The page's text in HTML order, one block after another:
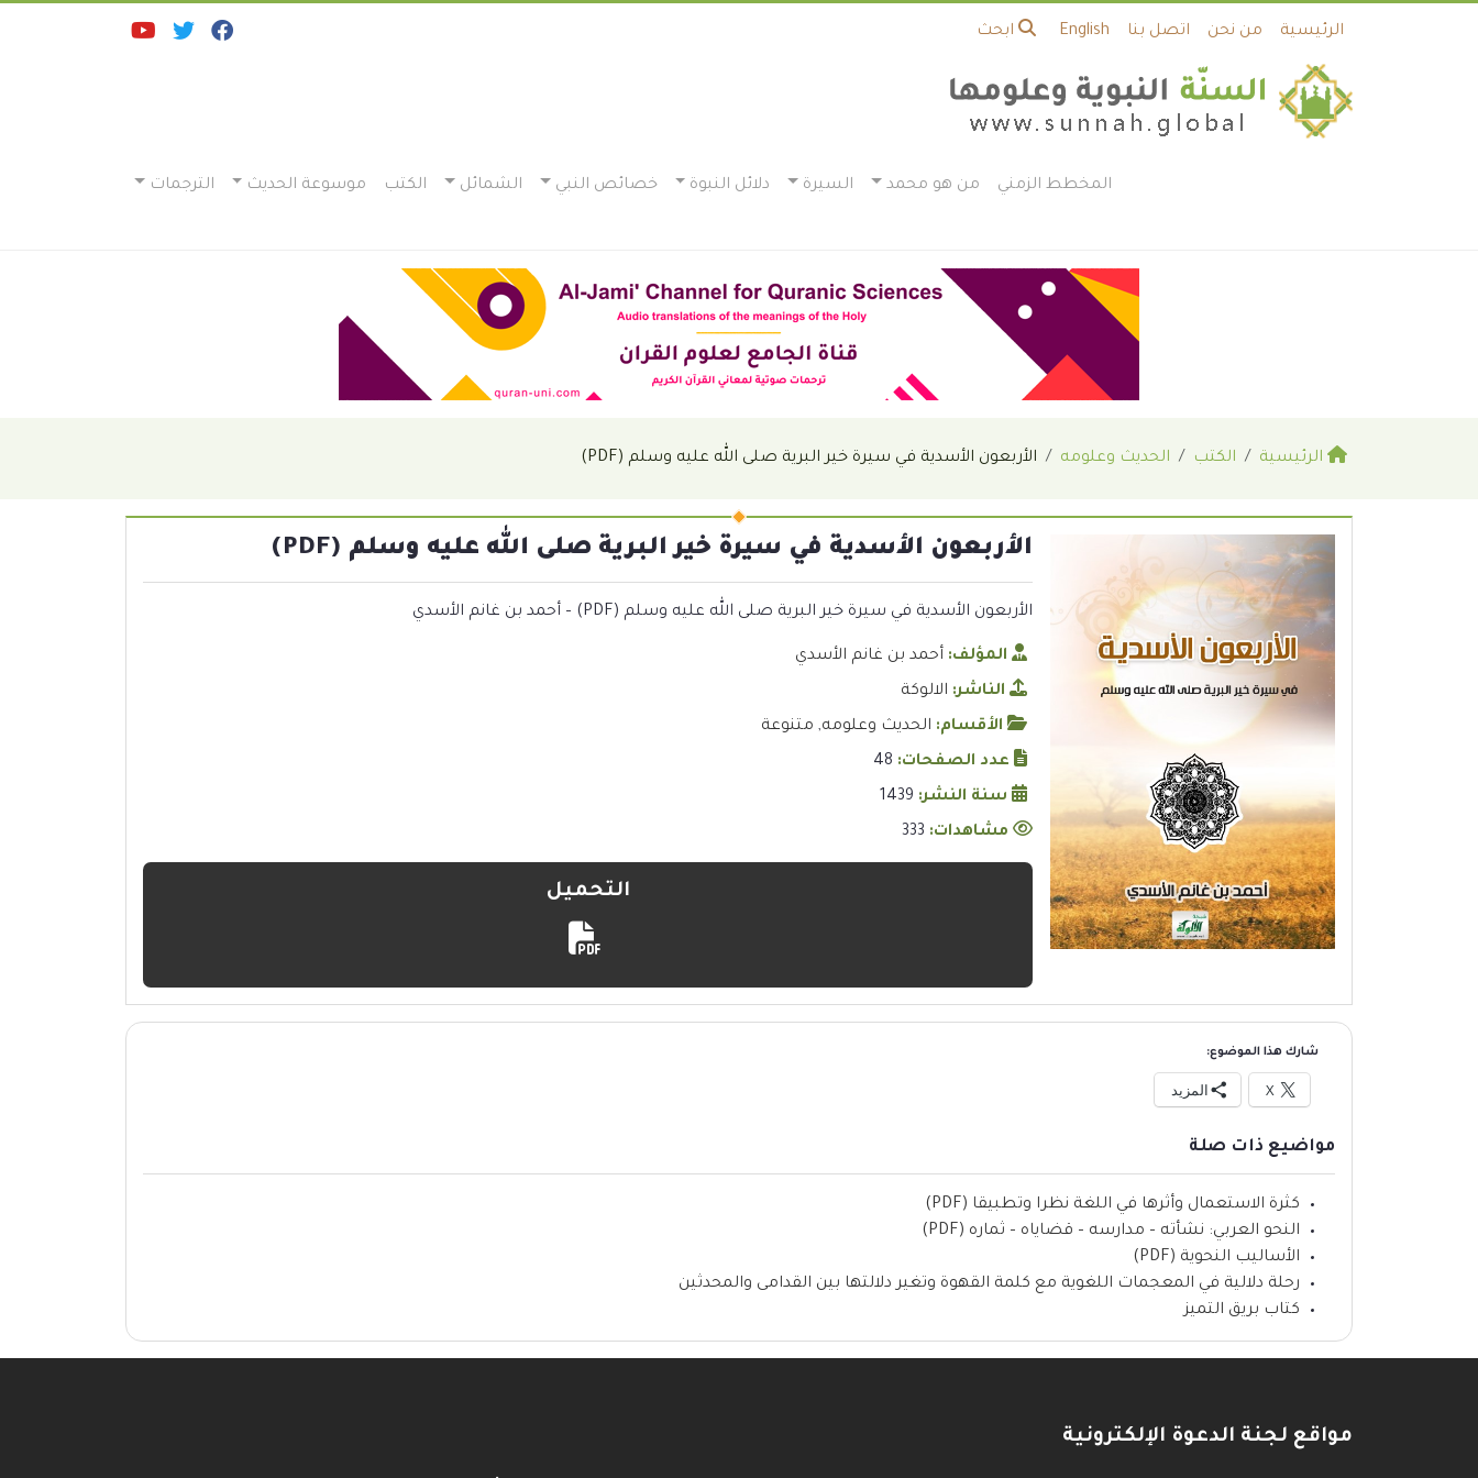
الرئيسية من نحن اتصل بنا English ابحث
المخطط الزمني من هو محمد السيرة دلائل النبوة خصائص النبي الشمائل الكتب موسوعة الحديث الترجمات
الرئيسية الكتب الحديث وعلومه الأربعون الأسدية في سيرة خير البرية صلى الله عليه وسلم (PDF)
الأربعون الأسدية في سيرة خير البرية صلى الله عليه وسلم (PDF)
الأربعون الأسدية في سيرة خير البرية صلى الله عليه وسلم (PDF) – أحمد بن غانم الأسدي
المؤلف: أحمد بن غانم الأسدي
الناشر: الالوكة
الأقسام: الحديث وعلومه, متنوعة
عدد الصفحات: 48
سنة النشر: 1439
مشاهدات:
التحميل
شارك هذا الموضوع:
X المزيد
مواضيع ذات صلة
كثرة الاستعمال وأثرها في اللغة نظرا وتطبيقا (PDF)
النحو العربي: نشأته – مدارسه – قضاياه – ثماره (PDF)
الأساليب النحوية (PDF)
رحلة دلالية في المعجمات اللغوية مع كلمة القهوة وتغير دلالتها بين القدامى والمحدثين
كتاب بريق التميز
مواقع لجنة الدعوة الإلكترونية